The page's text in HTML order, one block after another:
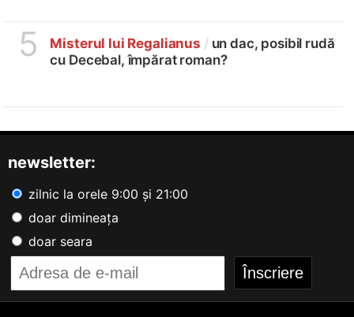
5 Misterul lui Regalianus /un dac, posibil rudă
cu Decebal, împărat roman?
newsletter:
zilnic la orele 9:00 și 21:00
doar dimineața
doar seara